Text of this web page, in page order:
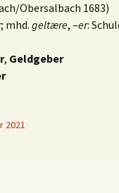
Obersalbach 1683)
; mhd. geltære, –er:
, Geldgeber
2021